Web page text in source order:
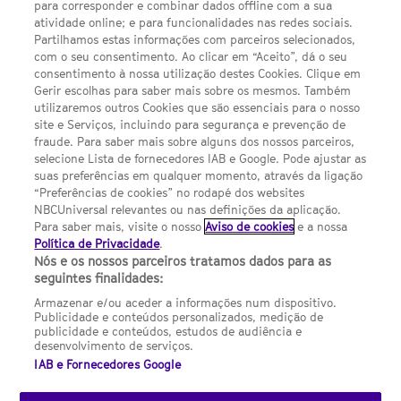
Política de privacidade
Sobre nós
Termos E Condições
Preferências de cookies
FILMES
UMA DIVISÃO DA NBCUNIVERSAL
Contact us by email: contact.SYFYPortugal@ncbuni.com
NBC Universal Global Networks España S.L.U. is wholly owned
by Universal Studios International BV
NBC Universal Global Networks, S.L.U. Paseo de la Castellana,
95. Planta 10 Edificio Torre Europa 28046 Madrid B-82227893
SYFY Portugal is subject to Spanish jurisdiction and regulated
(CNMC).
para corresponder e combinar dados offline com a sua
atividade online; e para funcionalidades nas redes sociais.
Partilhamos estas informações com parceiros selecionados,
com o seu consentimento. Ao clicar em “Aceito”, dá o seu
consentimento à nossa utilização destes Cookies. Clique em
Gerir escolhas para saber mais sobre os mesmos. Também
utilizaremos outros Cookies que são essenciais para o nosso
site e Serviços, incluindo para segurança e prevenção de
fraude. Para saber mais sobre alguns dos nossos parceiros,
selecione Lista de fornecedores IAB e Google. Pode ajustar as
suas preferências em qualquer momento, através da ligação
“Preferências de cookies” no rodapé dos websites
NBCUniversal relevantes ou nas definições da aplicação.
Para saber mais, visite o nossoAviso de cookies e a nossa
Política de Privacidade.
Nós e os nossos parceiros tratamos dados para as
seguintes finalidades:
Armazenar e/ou aceder a informações num dispositivo.
Publicidade e conteúdos personalizados, medição de
publicidade e conteúdos, estudos de audiência e
desenvolvimento de serviços.
IAB e Fornecedores Google